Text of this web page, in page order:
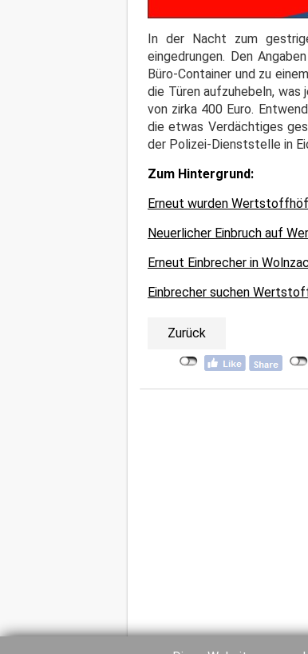
In der Nacht zum
eingedrungen. Den
Büro-Container und zu
die Türen aufzuhebeln,
von zirka 400 Euro.
die etwas Verdächtiges
der Polizei-Dienststelle in
Zum Hintergrund:
Erneut wurden
Neuerlicher Einbruch auf
Erneut Einbrecher in
Einbrecher suchen
Zurück